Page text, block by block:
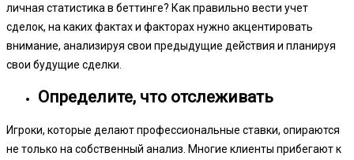
личная статистика в беттинге? Как правильно вести учет
сделок, на каких фактах и факторах нужно акцентировать
внимание, анализируя свои предыдущие действия и планируя
свои будущие сделки.
Определите, что отслеживать
Игроки, которые делают профессиональные ставки, опираются
не только на собственный анализ. Многие клиенты прибегают к